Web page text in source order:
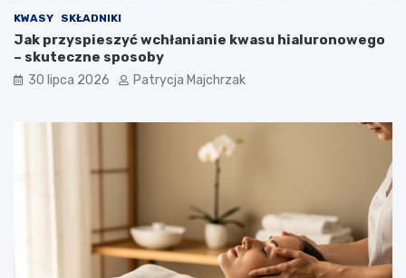
KWASY SKŁADNIKI
Jak przyspieszyć wchłanianie kwasu hialuronowego
– skuteczne sposoby
30 lipca 2026 Patrycja Majchrzak